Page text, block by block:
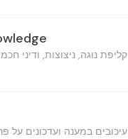
קליפת נוגה, ניצוצות, ודיני
עיכובים במענה ועדכונים על